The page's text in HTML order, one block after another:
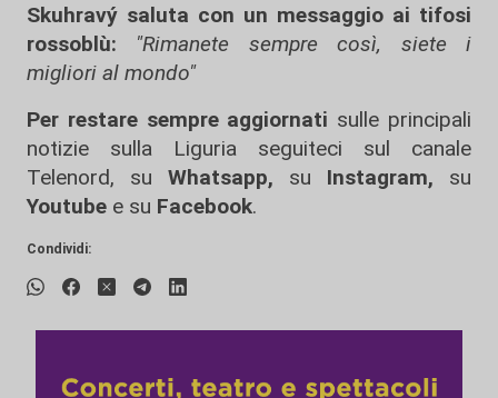
Skuhravý saluta con un messaggio ai tifosi
rossoblù: "Rimanete sempre così, siete i
migliori al mondo"
Per restare sempre aggiornati sulle principali
notizie sulla Liguria seguiteci sul canale
Telenord, su
Whatsapp, su Instagram, su
Youtube e su Facebook.
Condividi: